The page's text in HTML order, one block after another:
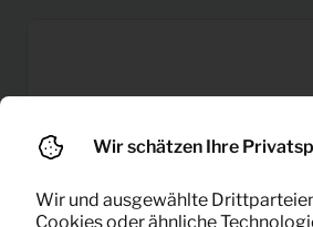
Wir schätzen Ihre
Wir und ausgewählte
Cookies oder ähnliche